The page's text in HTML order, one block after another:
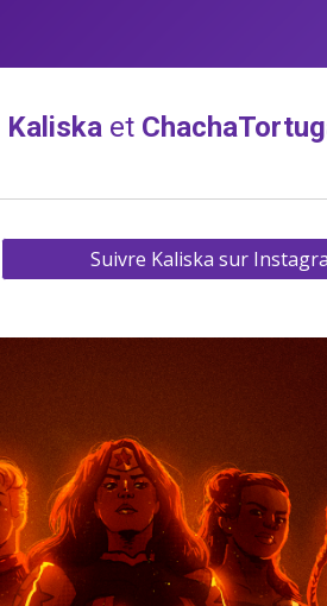
Kaliska et
Suivre Kaliska sur